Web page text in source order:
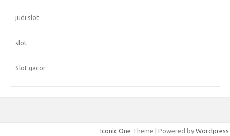
judi slot
slot
Slot gacor
Iconic One Theme | Powered by Wordpress